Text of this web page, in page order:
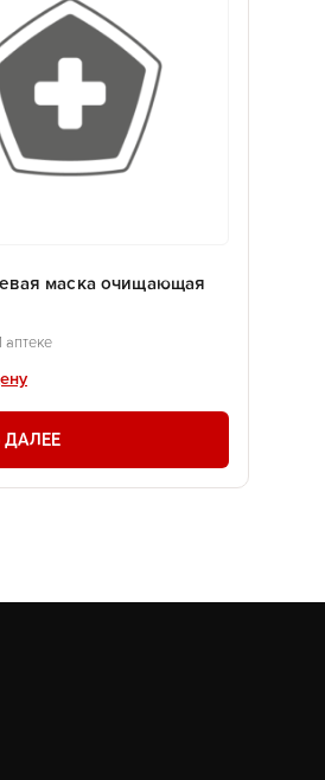
маска очищающая
аптеке
ДАЛЕЕ